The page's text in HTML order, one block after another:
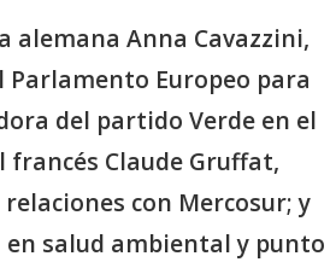
alemana Anna Cavazzini,
Europeo para
del partido Verde en el
francés Claude Gruffat,
con Mercosur; y
en salud ambiental y punto